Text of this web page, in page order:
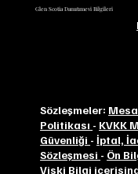
Glen Scotia Damıtımevi Bilgileri
Sözleşmeler:
Politikası - KVKK
Güvenliği -İptal,
Sözleşmesi - Ön
Viski Bilgi